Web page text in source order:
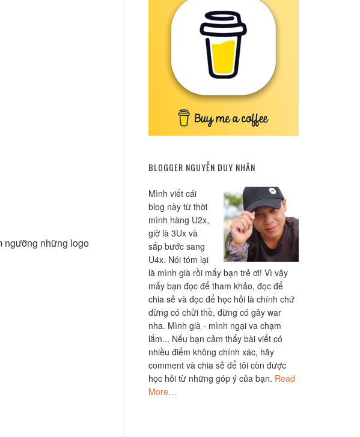
ngưỡng những logo
BLOGGER NGUYỄN DUY NHÂN
Mình viết cái
blog này từ thời
mình hàng U2x,
giờ là 3Ux và
sắp bước sang
U4x. Nói tóm lại
là mình già rồi mấy bạn trẻ ơi! Vì vậy
mấy bạn đọc để tham khảo, đọc để
chia sẻ và đọc để học hỏi là chính chứ
đừng có chửi thề, đừng có gây war
nha. Mình già - mình ngại va chạm
lắm... Nếu bạn cảm thấy bài viết có
nhiều điểm không chính xác, hãy
comment và chia sẻ để tôi còn được
học hỏi từ những góp ý của bạn. Read
More…